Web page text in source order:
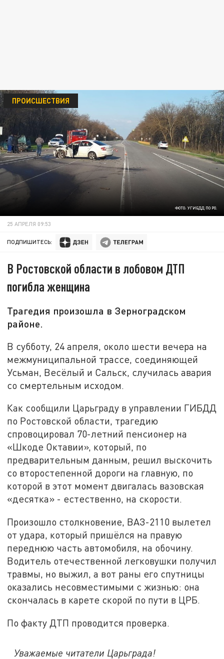
ФОТО: УГИБДД ПО РО.
ПРОИСШЕСТВИЯ
25 АПРЕЛЯ 09:53
ПОДПИШИТЕСЬ:
В Ростовской области в лобовом ДТП
погибла женщина
Трагедия произошла в Зерноградском
районе.
В субботу, 24 апреля, около шести вечера на
межмуниципальной трассе, соединяющей
Усьман, Весёлый и Сальск, случилась авария
со смертельным исходом.
Как сообщили Царьграду в управлении ГИБДД
по Ростовской области, трагедию
спровоцировал 70-летний пенсионер на
«Шкоде Октавии», который, по
предварительным данным, решил выскочить
со второстепенной дороги на главную, по
которой в этот момент двигалась вазовская
«десятка» - естественно, на скорости.
Произошло столкновение, ВАЗ-2110 вылетел
от удара, который пришёлся на правую
переднюю часть автомобиля, на обочину.
Водитель отечественной легковушки получил
травмы, но выжил, а вот раны его спутницы
оказались несовместимыми с жизнью: она
скончалась в карете скорой по пути в ЦРБ.
По факту ДТП проводится проверка.
Уважаемые читатели Царьграда!